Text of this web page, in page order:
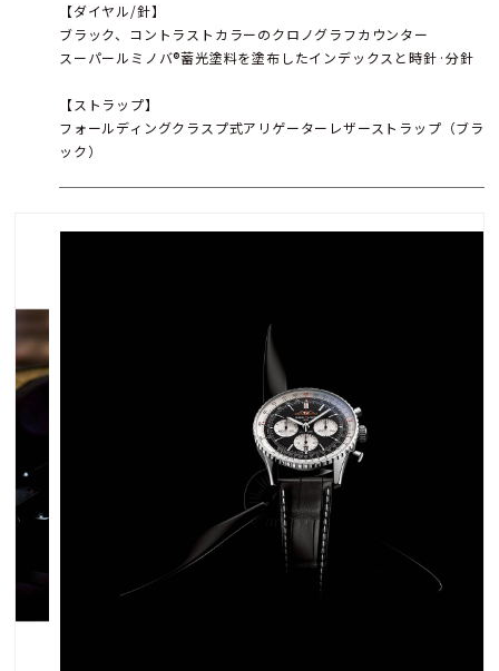
【ダイヤル/針】
ブラック、コントラストカラーのクロノグラフカウンター
スーパールミノバ®蓄光塗料を塗布したインデックスと時針·分針
【ストラップ】
フォールディングクラスプ式アリゲーターレザーストラップ（ブラ
ック）